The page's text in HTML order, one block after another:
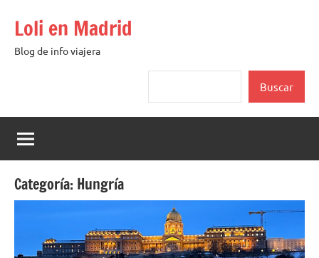
contenido
Loli en Madrid
Blog de info viajera
Buscar
Categoría: Hungría